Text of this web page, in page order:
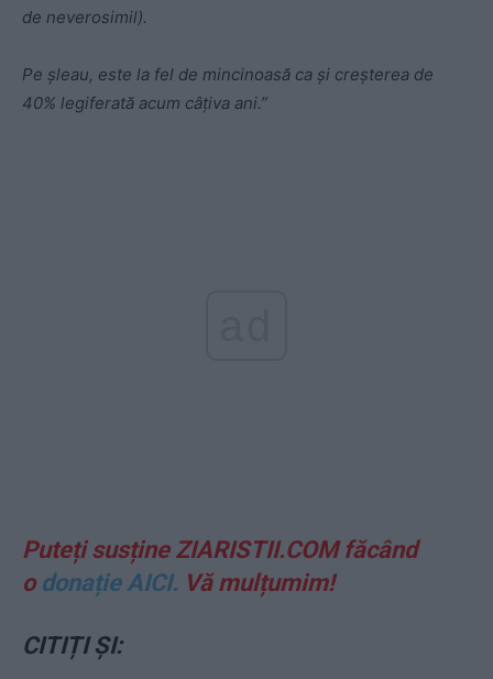
de neverosimil).
Pe șleau, este la fel de mincinoasă ca și creșterea de
40% legiferată acum câțiva ani.”
Puteți susține ZIARISTII.COM făcând
o donație AICI. Vă mulțumim!
CITIȚI ȘI: